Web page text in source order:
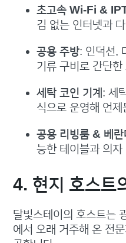
초고속 Wi-Fi &
김 없는 인터넷과
공용 주방: 인덕션,
기류 구비로 간단
세탁 코인 기계 : 세
식으로 운영해 언제
공용 리빙룸 & 베란
능한 테이블과 의자
4. 현지 호스트
달빛스테이의 호스트는
에서 오래 거주해 온 전